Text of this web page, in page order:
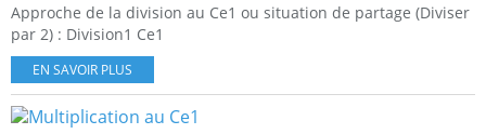
Approche de la division au Ce1 ou situation de partage (Diviser
par 2) : Division1 Ce1
EN SAVOIR PLUS